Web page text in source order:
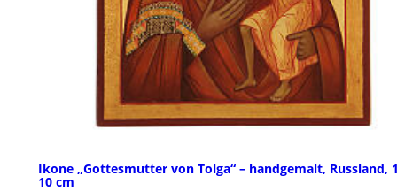
Ikone „Gottesmutter von Tolga“ – handgemalt, Russland,
10 cm